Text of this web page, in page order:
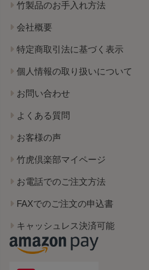
竹製品のお手入れ方法
会社概要
特定商取引法に基づく表示
個人情報の取り扱いについて
お問い合わせ
よくある質問
お客様の声
竹虎倶楽部マイページ
お電話でのご注文方法
FAXでのご注文の申込書
キャッシュレス決済可能